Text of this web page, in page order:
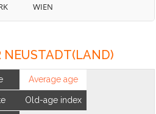
WIEN
NEUSTADT(LAND)
Average age
Old-age index